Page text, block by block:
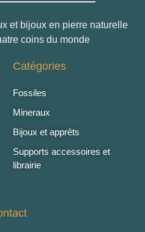
et bijoux en pierre naturelle
coins du monde
Catégories
Fossiles
Mineraux
Bijoux et apprêts
Supports accessoires et
librairie